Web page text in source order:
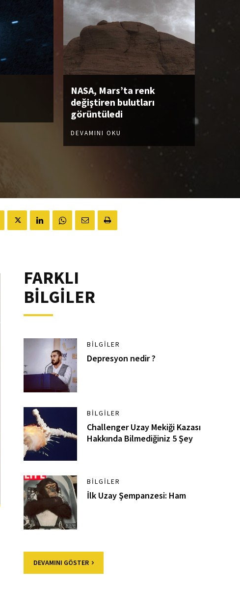
NASA, Mars’ta renk
değiştiren bulutları
görüntüledi
DEVAMINI OKU
FARKLI
BİLGİLER
BILGILER
Depresyon nedir ?
BILGILER
Challenger Uzay Mekiği Kazası
Hakkında Bilmediğiniz 5 Şey
BILGILER
İlk Uzay Şempanzesi: Ham
DEVAMINI GÖSTER